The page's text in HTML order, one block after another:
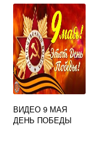
ВИДЕО 9 МАЯ
ДЕНЬ ПОБЕДЫ